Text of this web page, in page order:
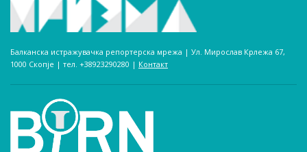
Балканска истражувачка репортерска мрежа | Ул. Мирослав Крлежа 67,
1000 Скопје | тел. +38923290280­ | Контакт